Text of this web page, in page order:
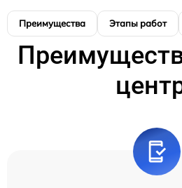
Преимущества Этапы работ